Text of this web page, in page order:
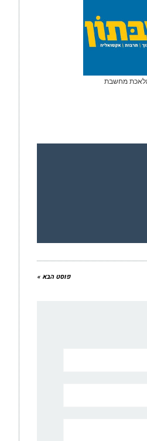
מחשבת
פוסט הבא »